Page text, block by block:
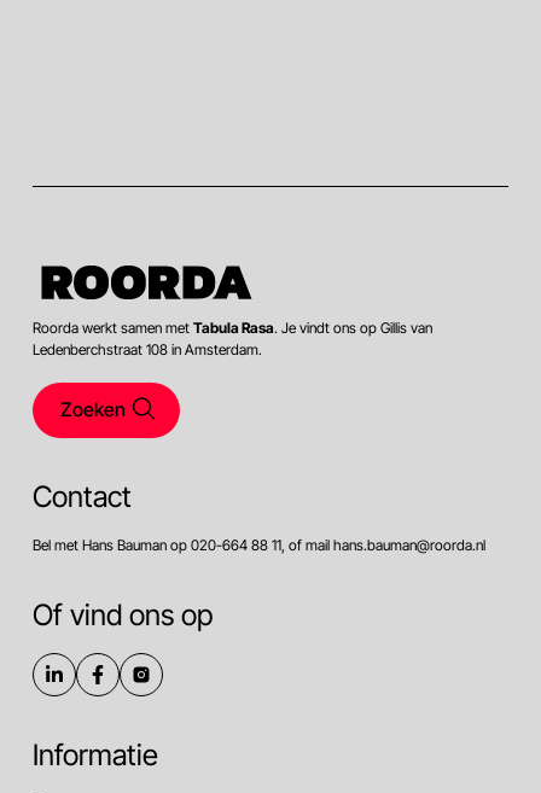
Roorda werkt samen met Tabula Rasa. Je vindt ons op Gillis van
Ledenberchstraat 108 in Amsterdam.
Zoeken
Contact
Bel met Hans Bauman op 020-664 88 11, of mail hans.bauman@roorda.nl
Of vind ons op
Informatie